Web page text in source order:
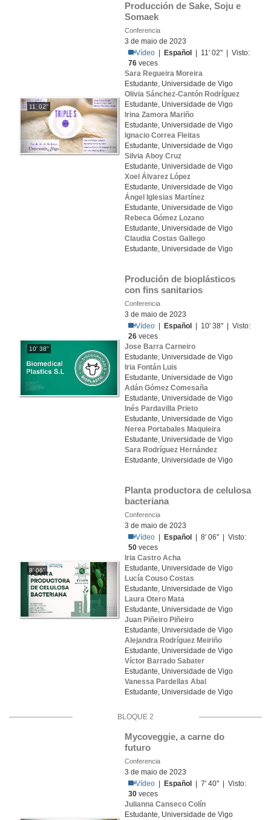
11' 02''
Producción de Sake, Soju e
Somaek
Conferencia
3 de maio de 2023
Vídeo
Español
| 11' 02'' | Visto:
76 veces
Sara Regueira Moreira
Estudante, Universidade de Vigo
Olivia Sánchez-Cantón Rodríguez
Estudante, Universidade de Vigo
Irina Zamora Mariño
Estudante, Universidade de Vigo
Ignacio Correa Fleitas
Estudante, Universidade de Vigo
Silvia Aboy Cruz
Estudante, Universidade de Vigo
Xoel Álvarez López
Estudante, Universidade de Vigo
Ángel Iglesias Martínez
Estudante, Universidade de Vigo
Rebeca Gómez Lozano
Estudante, Universidade de Vigo
Claudia Costas Gallego
Estudante, Universidade de Vigo
10' 38''
Produción de bioplásticos
con fins sanitarios
Conferencia
3 de maio de 2023
Vídeo
Español
| 10' 38'' | Visto:
26 veces
Jose Barra Carneiro
Estudante, Universidade de Vigo
Iria Fontán Luis
Estudante, Universidade de Vigo
Adán Gómez Comesaña
Estudante, Universidade de Vigo
Inés Pardavilla Prieto
Estudante, Universidade de Vigo
Nerea Portabales Maquieira
Estudante, Universidade de Vigo
Sara Rodríguez Hernández
Estudante, Universidade de Vigo
8' 06''
Planta productora de celulosa
bacteriana
Conferencia
3 de maio de 2023
Vídeo
Español
| 8' 06'' | Visto:
50 veces
Iria Castro Acha
Estudante, Universidade de Vigo
Lucía Couso Costas
Estudante, Universidade de Vigo
Laura Otero Mata
Estudante, Universidade de Vigo
Juan Piñeiro Piñeiro
Estudante, Universidade de Vigo
Alejandra Rodríguez Meiriño
Estudante, Universidade de Vigo
Víctor Barrado Sabater
Estudante, Universidade de Vigo
Vanessa Pardellas Abal
Estudante, Universidade de Vigo
BLOQUE 2
Mycoveggie, a carne do
futuro
Conferencia
3 de maio de 2023
Vídeo
Español
| 7' 40'' | Visto:
30 veces
Julianna Canseco Colín
Estudante, Universidade de Vigo